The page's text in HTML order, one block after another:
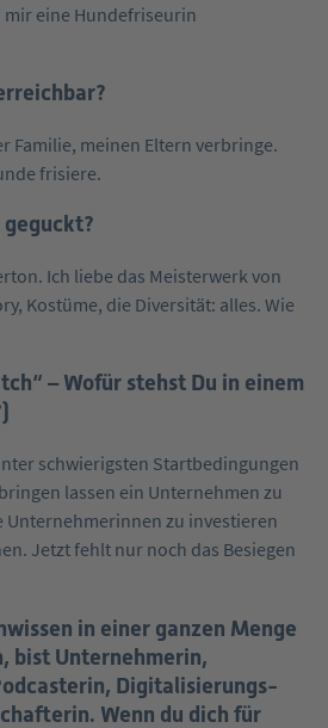
mir eine Hundefriseurin
Familie, meinen Eltern verbringe.
frisiere.
Ich liebe das Meisterwerk von
Kostüme, die Diversität: alles. Wie
– Wofür stehst Du in einem
schwierigsten Startbedingungen
lassen ein Unternehmen zu
Unternehmerinnen zu investieren
Jetzt fehlt nur noch das Besiegen
in einer ganzen Menge
bist Unternehmerin,
Digitalisierungs-
Wenn du dich für